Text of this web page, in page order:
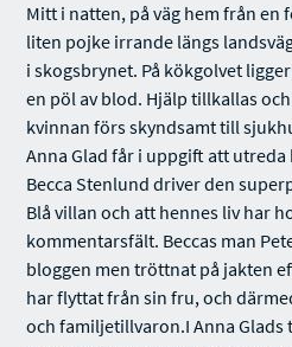
Mitt i natten, på väg hem från en
liten pojke irrande längs
i skogsbrynet. På kökgolvet
en pöl av blod. Hjälp tillkallas
kvinnan förs skyndsamt till
Anna Glad får i uppgift att
Becca Stenlund driver den
Blå villan och att hennes liv har
kommentarsfält. Beccas man
bloggen men tröttnat på jakten
har flyttat från sin fru, och
och familjetillvaron.I Anna Glads